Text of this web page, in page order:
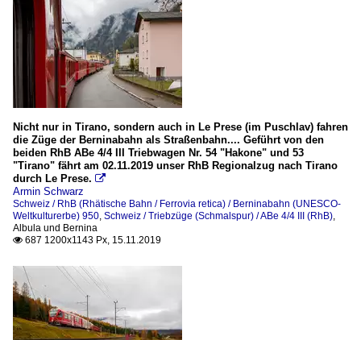
Nicht nur in Tirano, sondern auch in Le Prese (im Puschlav) fahren
die Züge der Berninabahn als Straßenbahn.... Geführt von den
beiden RhB ABe 4/4 III Triebwagen Nr. 54 "Hakone" und 53
"Tirano" fährt am 02.11.2019 unser RhB Regionalzug nach Tirano
durch Le Prese. 
Armin Schwarz
Schweiz / RhB (Rhätische Bahn / Ferrovia retica) / Berninabahn (UNESCO-
Weltkulturerbe) 950, Schweiz / Triebzüge (Schmalspur) / ABe 4/4 III (RhB),
Albula und Bernina
 687 1200x1143 Px, 15.11.2019